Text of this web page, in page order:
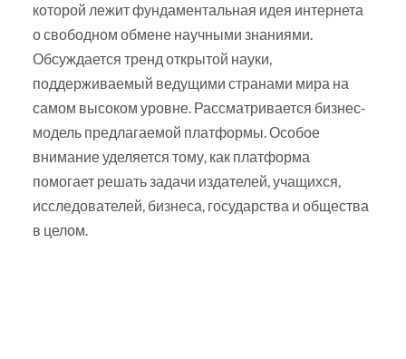
которой лежит фундаментальная идея интернета
о свободном обмене научными знаниями.
Обсуждается тренд открытой науки,
поддерживаемый ведущими странами мира на
самом высоком уровне. Рассматривается бизнес-
модель предлагаемой платформы. Особое
внимание уделяется тому, как платформа
помогает решать задачи издателей, учащихся,
исследователей, бизнеса, государства и общества
в целом.